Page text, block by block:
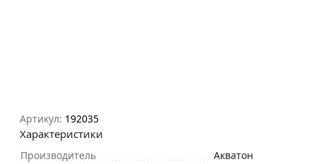
Артикул: 192035
Характеристики
Производитель
Акватон